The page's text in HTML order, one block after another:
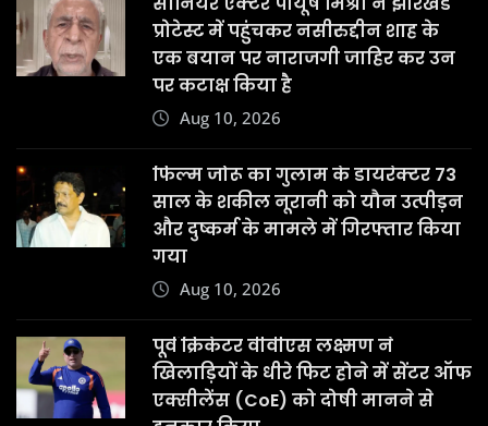
Aug 10, 2026
पूर्व क्रिकेटर वीवीएस लक्ष्मण ने
खिलाड़ियों के धीरे फिट होने में सेंटर ऑफ
एक्सीलेंस (CoE) को दोषी मानने से
इनकार किया
Aug 10, 2026
बैटर सरफराज खान को दो साल बाद
टीम इंडिया में जगह मिली
Aug 10, 2026
पंजाब पुलिस में सीधे सब-इंस्पेक्टर (SI)
बनने की तैयारी कर बैठे युवा अब सीधे SI
नहीं बन पाएंगे